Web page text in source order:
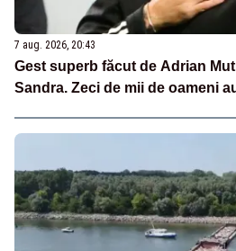
7 aug. 2026, 20:43
Gest superb făcut de Adrian
Sandra. Zeci de mii de oameni